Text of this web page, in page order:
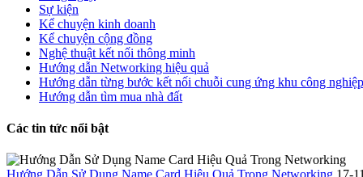
Sự kiện
Kể chuyện kinh doanh
Kể chuyện cộng đồng
Nghệ thuật kết nối thông minh
Hướng dẫn Networking hiệu quả
Hướng dẫn từng bước kết nối chuỗi cung ứng khu công nghiệp
Hướng dẫn tìm mua nhà đất
Các tin tức nổi bật